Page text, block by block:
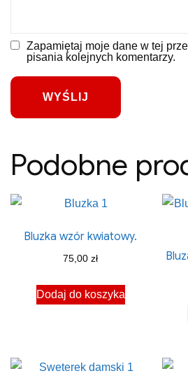
Zapamiętaj moje dane w tej
pisania kolejnych komentarzy.
Podobne
Bluzka wzór kwiatowy.
75,00zł
Dodaj do koszyka